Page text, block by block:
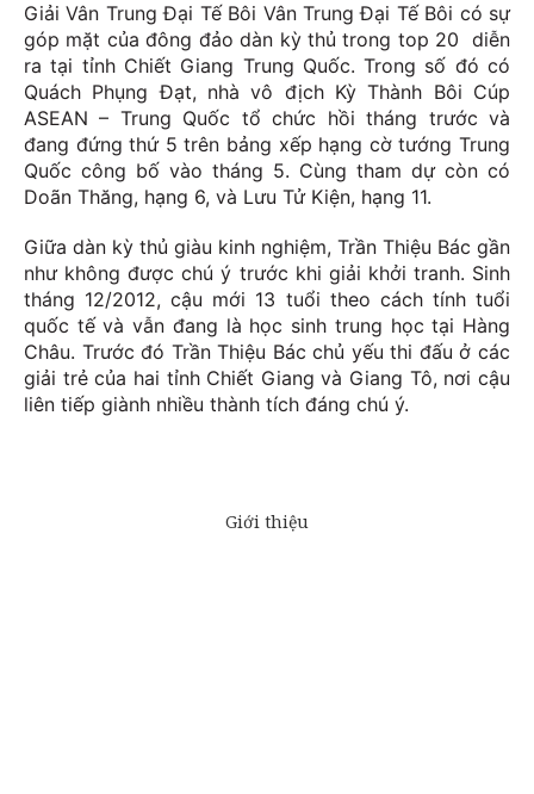
Giải Vân Trung Đại Tế Bôi Vân Trung Đại Tế Bôi có sự
góp mặt của đông đảo dàn kỳ thủ trong top 20 diễn
ra tại tỉnh Chiết Giang Trung Quốc. Trong số đó có
Quách Phụng Đạt, nhà vô địch Kỳ Thành Bôi Cúp
ASEAN – Trung Quốc tổ chức hồi tháng trước và
đang đứng thứ 5 trên bảng xếp hạng cờ tướng Trung
Quốc công bố vào tháng 5. Cùng tham dự còn có
Doãn Thăng, hạng 6, và Lưu Tử Kiện, hạng 11.
Giữa dàn kỳ thủ giàu kinh nghiệm, Trần Thiệu Bác gần
như không được chú ý trước khi giải khởi tranh. Sinh
tháng 12/2012, cậu mới 13 tuổi theo cách tính tuổi
quốc tế và vẫn đang là học sinh trung học tại Hàng
Châu. Trước đó Trần Thiệu Bác chủ yếu thi đấu ở các
giải trẻ của hai tỉnh Chiết Giang và Giang Tô, nơi cậu
liên tiếp giành nhiều thành tích đáng chú ý.